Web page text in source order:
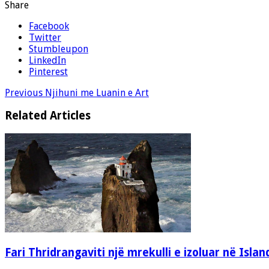
Share
Facebook
Twitter
Stumbleupon
LinkedIn
Pinterest
Previous Njihuni me Luanin e Art
Related Articles
Fari Thridrangaviti një mrekulli e izoluar në